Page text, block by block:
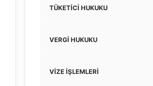
TÜKETİCİ HUKUKU
VERGİ HUKUKU
VİZE İŞLEMLERİ